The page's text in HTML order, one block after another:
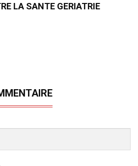
LA SANTE GERIATRIE